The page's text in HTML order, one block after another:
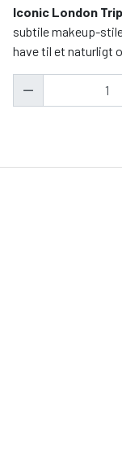
Iconic London
subtile makeup-
have til et naturligt